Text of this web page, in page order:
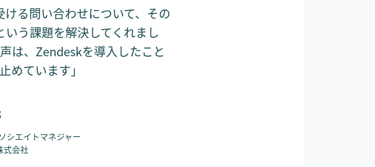
ける問い合わせについて、その
う課題を解決してくれまし
は、Zendeskを導入したこと
めています」
エイトマネジャー
式会社